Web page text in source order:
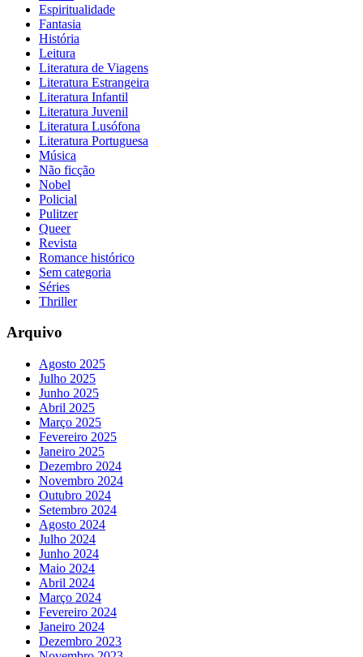
Espiritualidade
Fantasia
História
Leitura
Literatura de Viagens
Literatura Estrangeira
Literatura Infantil
Literatura Juvenil
Literatura Lusófona
Literatura Portuguesa
Música
Não ficção
Nobel
Policial
Pulitzer
Queer
Revista
Romance histórico
Sem categoria
Séries
Thriller
Arquivo
Agosto 2025
Julho 2025
Junho 2025
Abril 2025
Março 2025
Fevereiro 2025
Janeiro 2025
Dezembro 2024
Novembro 2024
Outubro 2024
Setembro 2024
Agosto 2024
Julho 2024
Junho 2024
Maio 2024
Abril 2024
Março 2024
Fevereiro 2024
Janeiro 2024
Dezembro 2023